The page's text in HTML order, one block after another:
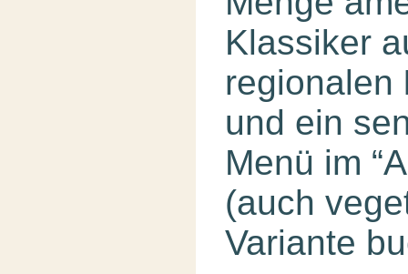
Klassiker
regionalen
und ein
Menü im
(auch
Variante